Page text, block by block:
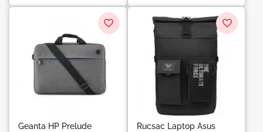
Geanta HP Prelude
Rucsac Laptop Asus